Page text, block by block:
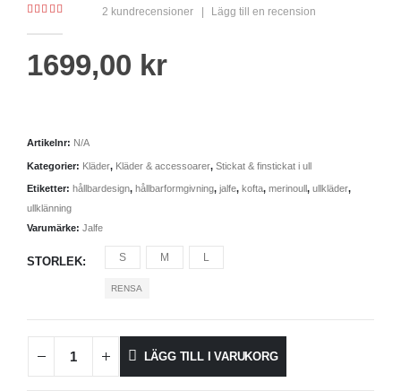
2 kundrecensioner | Lägg till en recension
1699,00 kr
Artikelnr: N/A
Kategorier: Kläder, Kläder & accessoarer, Stickat & finstickat i ull
Etiketter: hållbardesign, hållbarformgivning, jalfe, kofta, merinoull , ullkläder,
ullklänning
Varumärke: Jalfe
STORLEK S M L
RENSA
LÄGG TILL I VARUKORG